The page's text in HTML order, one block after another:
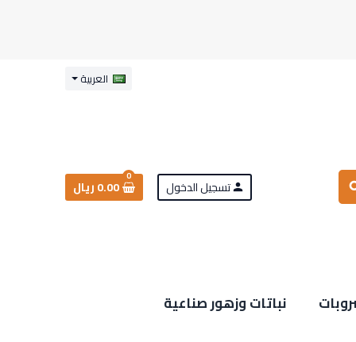
العربية
person تسجيل الدخول
0
0.00 ريال
نباتات وزهور صناعية